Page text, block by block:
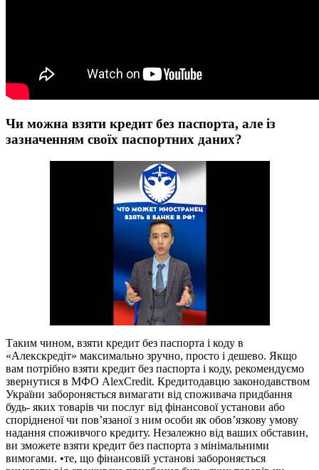
Чи можна взяти кредит без паспорта, але із
зазначенням своїх паспортних даних?
Таким чином, взяти кредит без паспорта і коду в
«Алекскредіт» максимально зручно, просто і дешево. Якщо
вам потрібно взяти кредит без паспорта і коду, рекомендуємо
звернутися в МФО AlexCredit. Кредитодавцю законодавством
України забороняється вимагати від споживача придбання
будь- яких товарів чи послуг від фінансової установи або
спорідненої чи пов’язаної з ним особи як обов’язкову умову
надання споживчого кредиту. Незалежно від ваших обставин,
ви зможете взяти кредит без паспорта з мінімальними
вимогами. •те, що фінансовій установі забороняється